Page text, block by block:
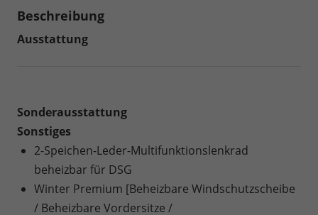
Beschreibung
Ausstattung
Sonderausstattung
Sonstiges
2-Speichen-Leder-Multifunktionslenkrad
beheizbar für DSG
Winter Premium [Beheizbare Windschutzscheibe
/ Beheizbare Vordersitze /